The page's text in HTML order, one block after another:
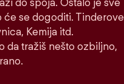
do spoja. Ostalo je sve
će se dogoditi. Tinderove
Kemija itd.
da tražiš nešto ozbiljno,